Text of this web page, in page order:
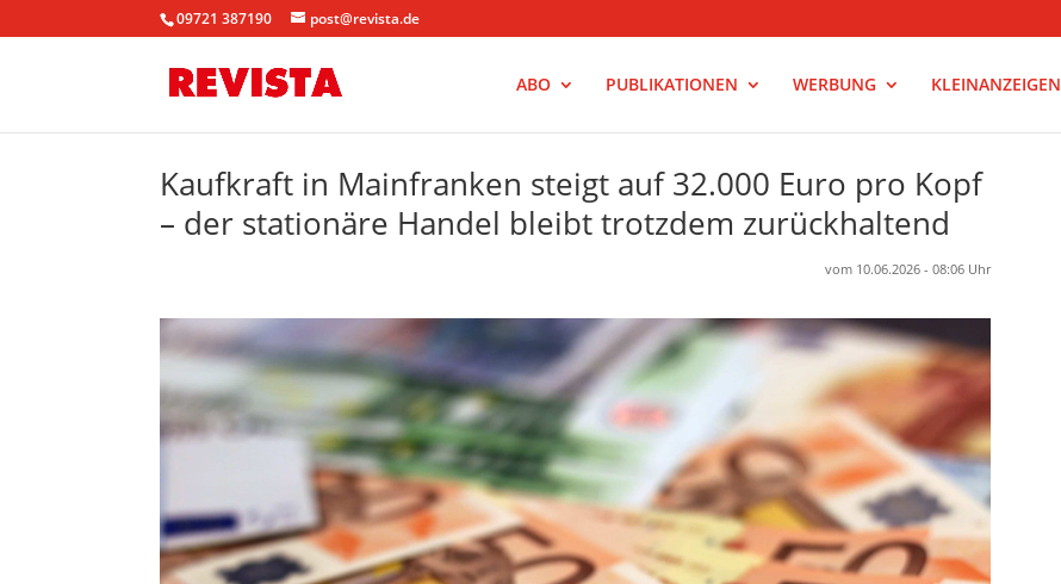
09721 387190 post@revista.de
ABO PUBLIKATIONEN WERBUNG KLEINANZEIGEN
Kaufkraft in Mainfranken steigt auf 32.000 Euro pro Kopf
– der stationäre Handel bleibt trotzdem zurückhaltend
vom 10.06.2026 - 08:06 Uhr